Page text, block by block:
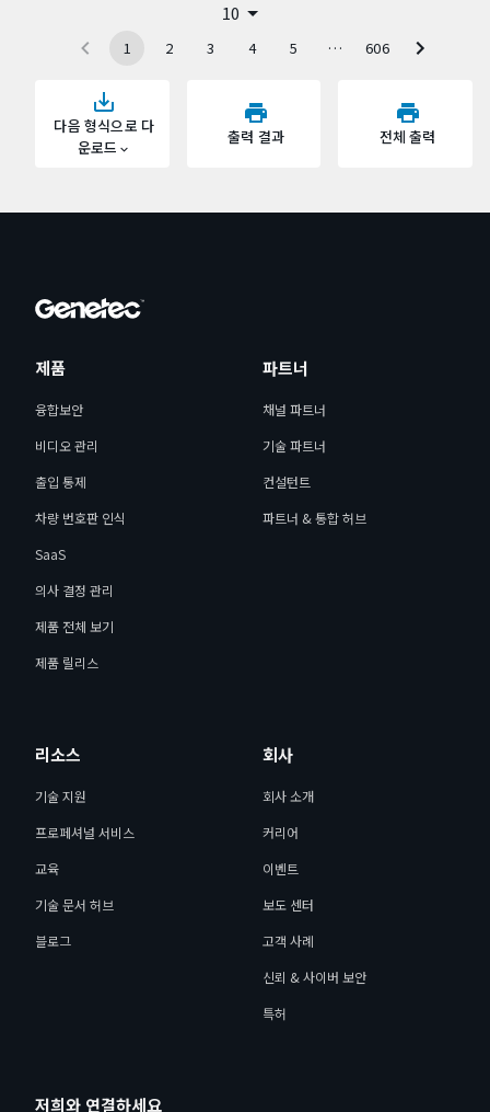
다음 형식으로 다
운로드
출력 결과 전체 출력
10
1 2 3 4 5 … 606
제품
융합보안
비디오 관리
출입 통제
차량 번호판 인식
SaaS
의사 결정 관리
제품 전체 보기
제품 릴리스
파트너
채널 파트너
기술 파트너
컨설턴트
파트너 & 통합 허브
리소스
기술 지원
프로페셔널 서비스
교육
기술 문서 허브
블로그
회사
회사 소개
커리어
이벤트
보도 센터
고객 사례
신뢰 & 사이버 보안
특허
저희와 연결하세요